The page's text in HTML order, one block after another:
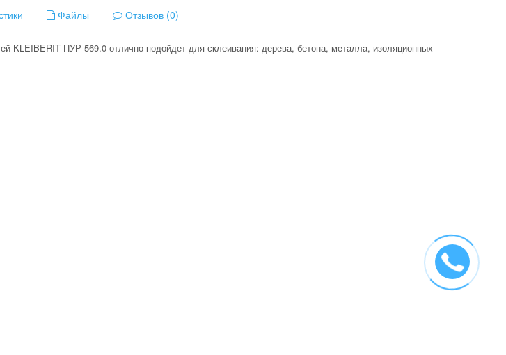
Файлы Отзывов (0)
KLEIBERIT ПУР 569.0 отлично подойдет для склеивания: дерева, бетона, металла, изоляционных